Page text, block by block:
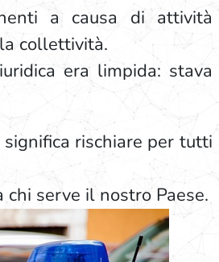
a causa di attività
collettività.
era limpida: stava
rischiare per tutti
serve il nostro Paese.